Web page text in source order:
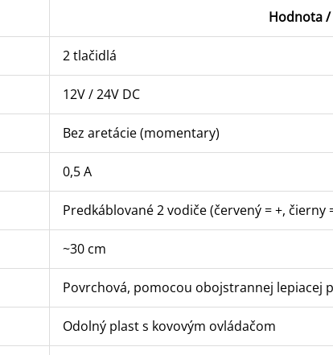
Hodnota
2 tlačidlá
12V / 24V DC
Bez aretácie (momentary)
0,5 A
Predkáblované 2 vodiče (červený = +, čierny
~30 cm
Povrchová, pomocou obojstrannej lepiacej
Odolný plast s kovovým ovládačom